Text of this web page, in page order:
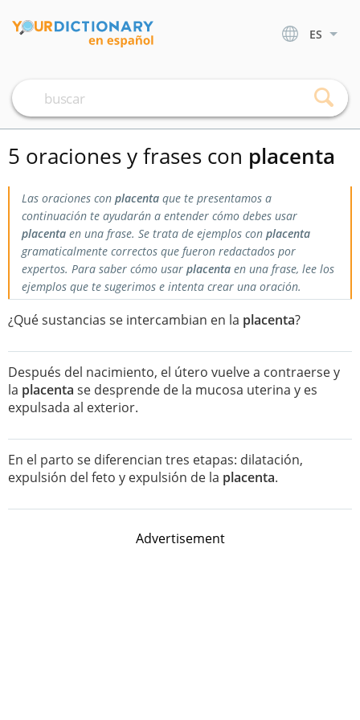
ES
5 oraciones y frases con placenta
Las oraciones con placenta que te presentamos a
continuación te ayudarán a entender cómo debes usar
placenta en una frase. Se trata de ejemplos con placenta
gramaticalmente correctos que fueron redactados por
expertos. Para saber cómo usar placenta en una frase, lee los
ejemplos que te sugerimos e intenta crear una oración.
¿Qué sustancias se intercambian en la placenta?
Después del nacimiento, el útero vuelve a contraerse y
la placenta se desprende de la mucosa uterina y es
expulsada al exterior.
En el parto se diferencian tres etapas: dilatación,
expulsión del feto y expulsión de la placenta.
Advertisement